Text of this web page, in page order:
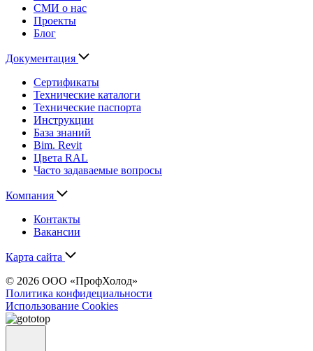
СМИ о нас
Проекты
Блог
Документация
Сертификаты
Технические каталоги
Технические паспорта
Инструкции
База знаний
Bim. Revit
Цвета RAL
Часто задаваемые вопросы
Компания
Контакты
Вакансии
Карта сайта
© 2026 ООО «ПрофХолод»
Политика конфидециальности
Использование Cookies